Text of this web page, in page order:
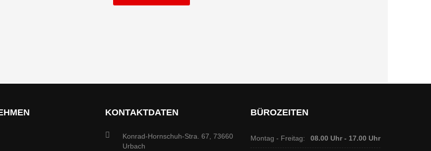
KONTAKTDATEN
Konrad-Hornschuh-Stra. 67, 73660
Urbach
BÜROZEITEN
Montag - Freitag: 08.00 Uhr - 17.00 Uhr